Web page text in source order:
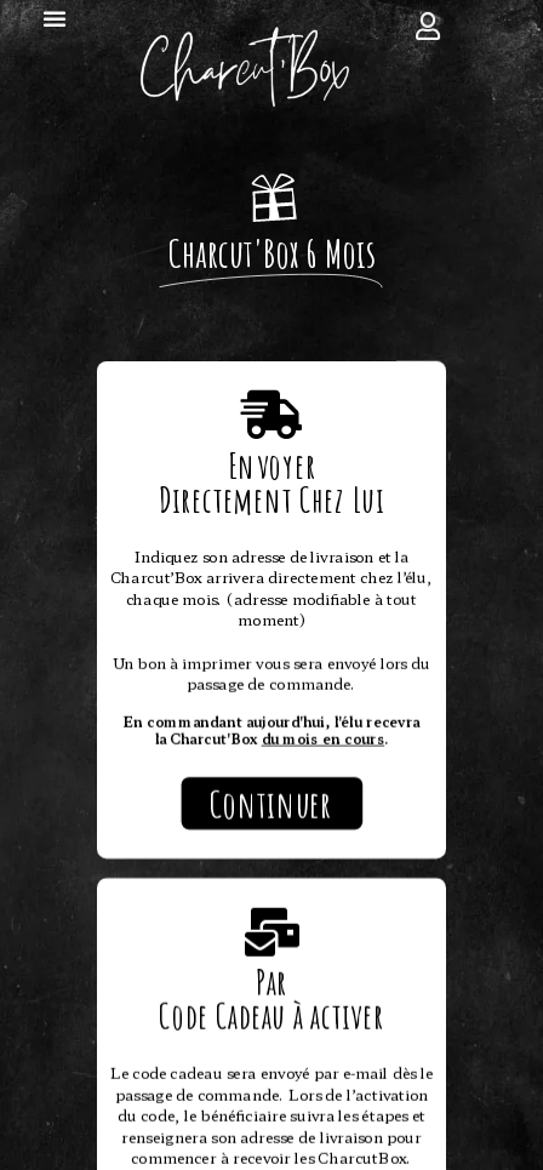
Charcut'Box 6 Mois
Envoyer
Directement Chez Lui
Indiquez son adresse de livraison et la
Charcut’Box arrivera directement chez l’élu,
chaque mois. (adresse modifiable à tout
moment)
Un bon à imprimer vous sera envoyé lors du
passage de commande.
En commandant aujourd'hui, l'élu recevra
la Charcut'Box du mois en cours.
Continuer
Par
Code Cadeau à activer
Le code cadeau sera envoyé par e-mail dès le
passage de commande. Lors de l’activation
du code, le bénéficiaire suivra les étapes et
renseignera son adresse de livraison pour
commencer à recevoir les CharcutBox.